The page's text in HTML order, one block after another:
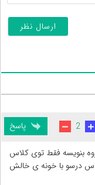
بنویسه فقط توی کلاس
درسو با خونه ی خالش
2 پاسخ